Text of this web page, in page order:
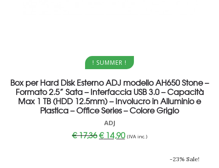
Aggiungi al carrello
! SUMMER !
Box per Hard Disk Esterno ADJ modello AH650 Stone –
Formato 2.5” Sata – Interfaccia USB 3.0 – Capacità
Max 1 TB (HDD 12.5mm) – Involucro in Alluminio e
Plastica – Office Series – Colore Grigio
ADJ
€17,36Il
prezzo
€14,90Il
prezzo
(IVA inc.)
-23% Sale!